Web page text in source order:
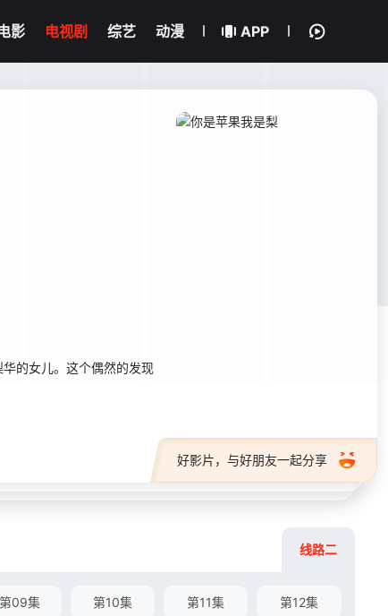
影 电视剧 综艺 动漫 APP
的女儿。这个偶然的发现
好影片，与好朋友一起分享
线路二
第09集 第10集 第11集 第12集